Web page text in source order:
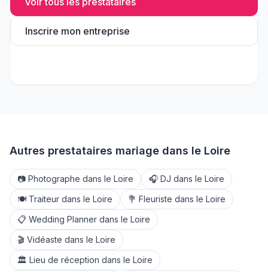
Inscrire mon entreprise
Autres prestataires mariage dans le Loire
📷 Photographe dans le Loire 🎧 DJ dans le Loire
🍽️ Traiteur dans le Loire 💐 Fleuriste dans le Loire
📋 Wedding Planner dans le Loire
🎬 Vidéaste dans le Loire
🏛️ Lieu de réception dans le Loire